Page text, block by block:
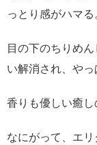
っとり感がハマる
目の下のちりめ
い解消され、やっ
香りも優しい癒し
なにがって、エ